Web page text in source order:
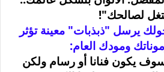
لصالحك!"
يرسل "ذبذبات" معينة تؤثر
ومودك العام:
يكون فنانا أو رسام ولكن